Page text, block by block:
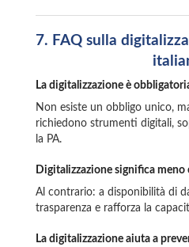
7. FAQ sulla
La digitalizzazione è
Non esiste un obbligo unico,
richiedono strumenti digitali,
la PA.
Digitalizzazione significa meno
Al contrario: a disponibilità di
trasparenza e rafforza la
La digitalizzazione aiuta a